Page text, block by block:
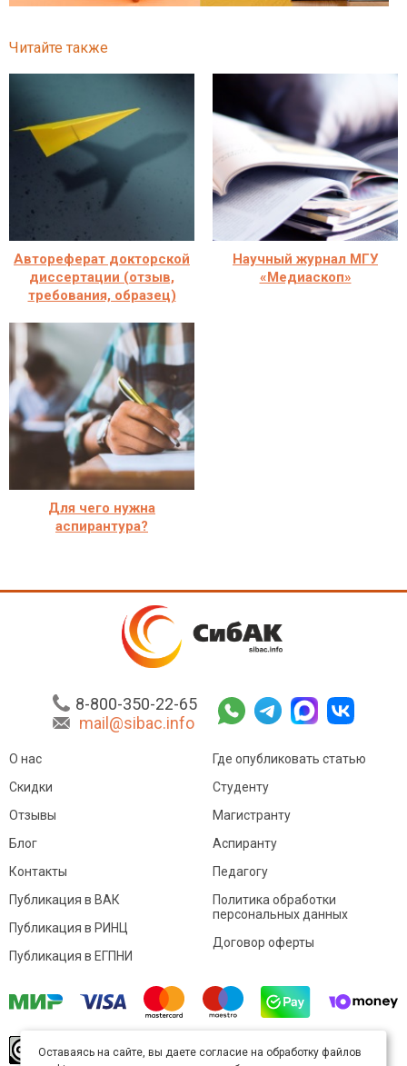
Читайте также
Автореферат докторской
диссертации (отзыв,
требования, образец)
Научный журнал МГУ
«Медиаскоп»
Для чего нужна
аспирантура?
8-800-350-22-65
mail@sibac.info
О нас
Скидки
Отзывы
Блог
Контакты
Где опубликовать статью
Студенту
Магистранту
Аспиранту
Педагогу
Публикация в ВАК
Публикация в РИНЦ
Публикация в ЕГПНИ
Политика обработки
персональных данных
Договор оферты
произведение доступно полицензии Creative
Оставаясь на сайте, вы даете согласие на обработку файлов